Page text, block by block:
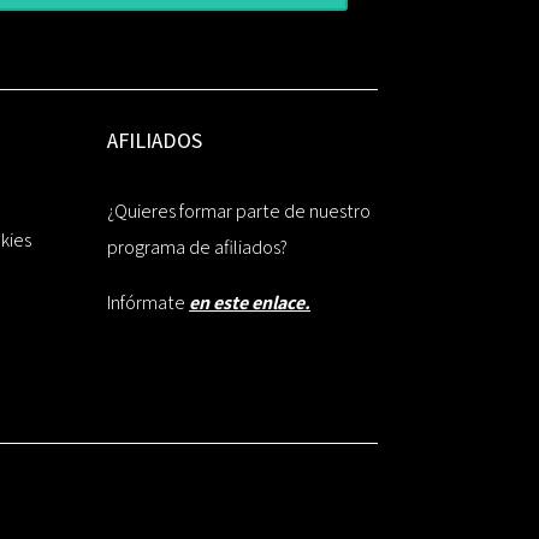
AFILIADOS
¿Quieres formar parte de nuestro
programa de afiliados?
Infórmate en este enlace.